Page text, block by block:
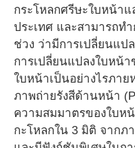
กระโหลกศรีษะใบหน้า
ประเทศ และสามารถท
ช่วง ว่ามีการเปลี่ยนแป
การเปลี่ยนแปลงใบหน้
ใบหน้าเป็นอย่างไรภาย
ภาพถ่ายรังสีด้านหน้า
ความสมมาตรของใบห
กะโหลกใน 3 มิติ จากภ